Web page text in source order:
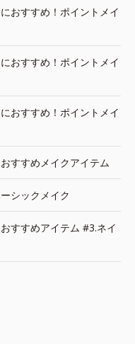
おすすめ！ポイントメイ
おすすめ！ポイントメイ
おすすめ！ポイントメイ
すすめメイクアイテム
シックメイク
すすめアイテム #3.ネイ